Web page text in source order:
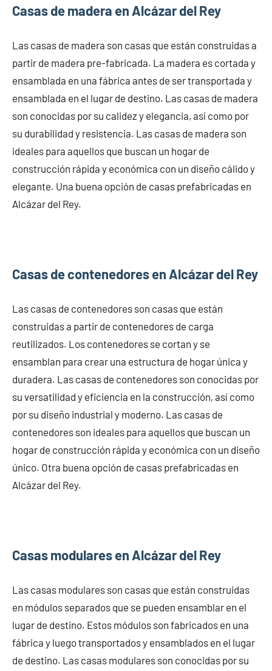
Casas de madera en Alcázar del Rey
Las casas de madera son casas que están construidas a
partir de madera pre-fabricada. La madera es cortada y
ensamblada en una fábrica antes de ser transportada y
ensamblada en el lugar de destino. Las casas de madera
son conocidas por su calidez y elegancia, así como por
su durabilidad y resistencia. Las casas de madera son
ideales para aquellos que buscan un hogar de
construcción rápida y económica con un diseño cálido y
elegante. Una buena opción de casas prefabricadas en
Alcázar del Rey.
Casas de contenedores en Alcázar del Rey
Las casas de contenedores son casas que están
construidas a partir de contenedores de carga
reutilizados. Los contenedores se cortan y se
ensamblan para crear una estructura de hogar única y
duradera. Las casas de contenedores son conocidas por
su versatilidad y eficiencia en la construcción, así como
por su diseño industrial y moderno. Las casas de
contenedores son ideales para aquellos que buscan un
hogar de construcción rápida y económica con un diseño
único. Otra buena opción de casas prefabricadas en
Alcázar del Rey.
Casas modulares en Alcázar del Rey
Las casas modulares son casas que están construidas
en módulos separados que se pueden ensamblar en el
lugar de destino. Estos módulos son fabricados en una
fábrica y luego transportados y ensamblados en el lugar
de destino. Las casas modulares son conocidas por su